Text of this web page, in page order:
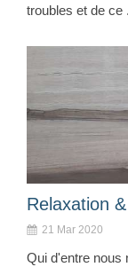
troubles et de ce
Relaxation
21 Mar 2020
Qui d'entre nous